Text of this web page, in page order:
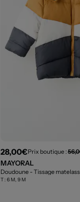
28,00€Prix boutique :
MAYORAL
Doudoune - Tissage
T : 6 M, 9 M